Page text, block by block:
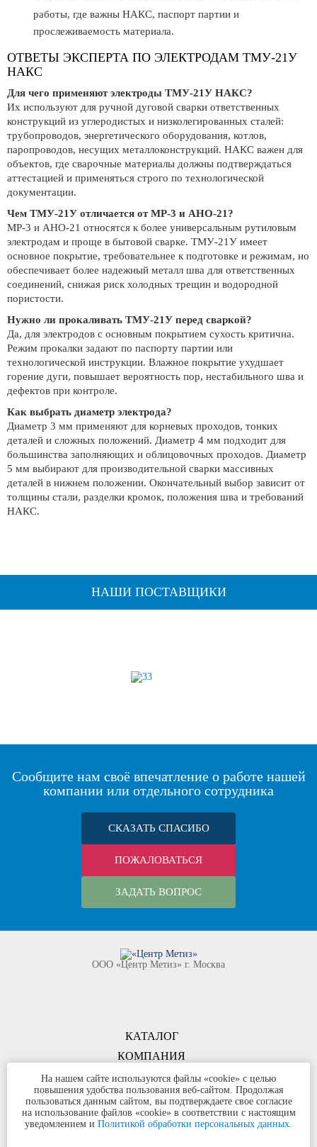
работы, где важны НАКС, паспорт партии и
прослеживаемость материала.
ОТВЕТЫ ЭКСПЕРТА ПО ЭЛЕКТРОДАМ ТМУ-21У
НАКС
Для чего применяют электроды ТМУ-21У НАКС?
Их используют для ручной дуговой сварки ответственных
конструкций из углеродистых и низколегированных сталей:
трубопроводов, энергетического оборудования, котлов,
паропроводов, несущих металлоконструкций. НАКС важен для
объектов, где сварочные материалы должны подтверждаться
аттестацией и применяться строго по технологической
документации.
Чем ТМУ-21У отличается от МР-3 и АНО-21?
МР-3 и АНО-21 относятся к более универсальным рутиловым
электродам и проще в бытовой сварке. ТМУ-21У имеет
основное покрытие, требовательнее к подготовке и режимам, но
обеспечивает более надежный металл шва для ответственных
соединений, снижая риск холодных трещин и водородной
пористости.
Нужно ли прокаливать ТМУ-21У перед сваркой?
Да, для электродов с основным покрытием сухость критична.
Режим прокалки задают по паспорту партии или
технологической инструкции. Влажное покрытие ухудшает
горение дуги, повышает вероятность пор, нестабильного шва и
дефектов при контроле.
Как выбрать диаметр электрода?
Диаметр 3 мм применяют для корневых проходов, тонких
деталей и сложных положений. Диаметр 4 мм подходит для
большинства заполняющих и облицовочных проходов. Диаметр
5 мм выбирают для производительной сварки массивных
деталей в нижнем положении. Окончательный выбор зависит от
толщины стали, разделки кромок, положения шва и требований
НАКС.
НАШИ ПОСТАВЩИКИ
Сообщите нам своё впечатление о работе нашей
компании или отдельного сотрудника
СКАЗАТЬ СПАСИБО
ПОЖАЛОВАТЬСЯ
ЗАДАТЬ ВОПРОС
КОМПАНИЯ
ООО «Центр Метиз» г. Москва
КАТАЛОГ
КОНТАКТЫ
©ООО «Центр Метиз» 2000-2026
Все права защищены
Политика конфиденциальности
На нашем сайте используются файлы «cookie» с целью
повышения удобства пользования веб-сайтом. Продолжая
пользоваться данным сайтом, вы подтверждаете свое согласие
на использование файлов «cookie» в соответствии с настоящим
уведомлением и Политикой обработки персональных данных.